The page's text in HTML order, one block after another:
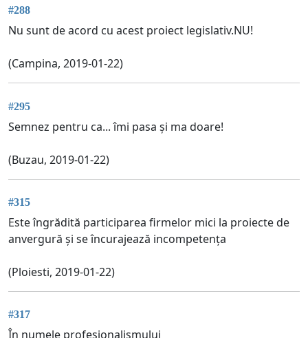
#288
Nu sunt de acord cu acest proiect legislativ.NU!
(Campina, 2019-01-22)
#295
Semnez pentru ca... îmi pasa și ma doare!
(Buzau, 2019-01-22)
#315
Este îngrădită participarea firmelor mici la proiecte de
anvergură și se încurajează incompetența
(Ploiesti, 2019-01-22)
#317
În numele profesionalismului